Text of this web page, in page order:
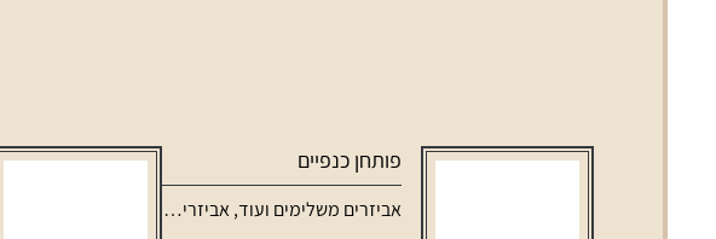
פותחן כנפיים
אביזרים משלימים ועוד,אביזרים משלימים לאלכוהול